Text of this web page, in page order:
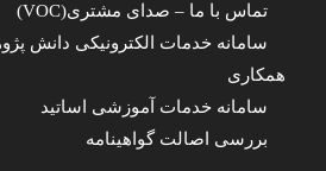
تماس با ما – صدای مشتری(VOC)
سامانه خدمات الکترونیکی دانش
همکاری
سامانه خدمات آموزشی اساتید
بررسی اصالت گواهینامه